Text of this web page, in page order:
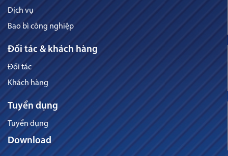
Dịch vụ
Bao bì công nghiệp
Đối tác & khách hàng
Đối tác
Khách hàng
Tuyển dụng
Tuyển dụng
Download